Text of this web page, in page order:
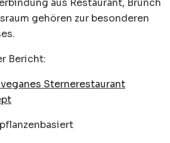
aus Restaurant, Brunch
gehören zur besonderen
Bericht:
Sternerestaurant